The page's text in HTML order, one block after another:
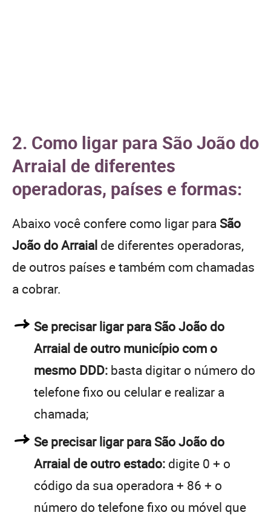
2. Como ligar para São João do
Arraial de diferentes
operadoras, países e formas:
Abaixo você confere como ligar para São
João do Arraial de diferentes operadoras,
de outros países e também com chamadas
a cobrar.
Se precisar ligar para São João do
Arraial de outro município com o
mesmo DDD: basta digitar o número do
telefone fixo ou celular e realizar a
chamada;
Se precisar ligar para São João do
Arraial de outro estado: digite 0 + o
código da sua operadora + 86 + o
número do telefone fixo ou móvel que